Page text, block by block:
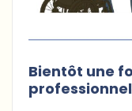
Bientôt une